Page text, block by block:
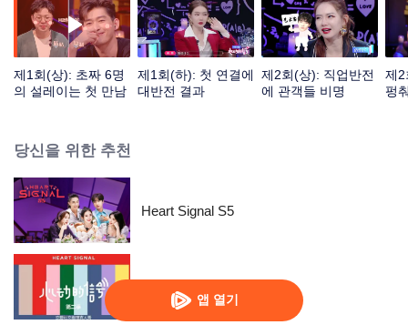
앱 열기
제1회(상): 초짜 6명
의 설레이는 첫 만남
제1회(하): 첫 연결에
대반전 결과
제2회(상): 직업반전
에 관객들 비명
제2
펑
당신을 위한 추천
Heart Signal S5
하트시그널 중국판 시즌2